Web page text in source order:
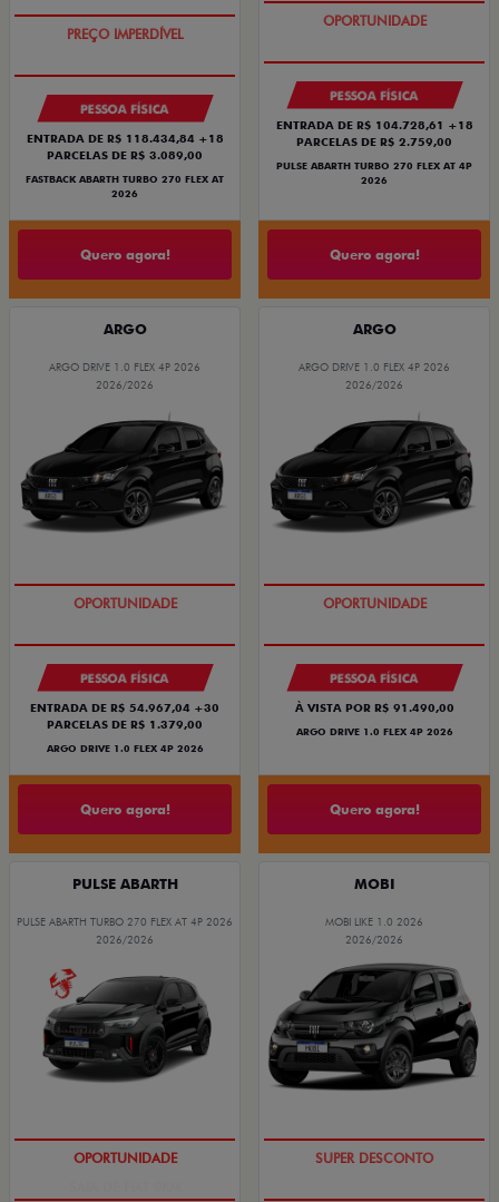
TAXA ZERO
PESSOA FÍSICA
ENTRADA DE R$ 118.434,84 +18
PARCELAS DE R$ 3.089,00
FASTBACK ABARTH TURBO 270 FLEX AT
2026
Quero agora!
TAXA ZERO
PESSOA FÍSICA
ENTRADA DE R$ 104.728,61 +18
PARCELAS DE R$ 2.759,00
PULSE ABARTH TURBO 270 FLEX AT 4P
2026
Quero agora!
ARGO
ARGO DRIVE 1.0 FLEX 4P 2026
2026/2026
BÔNUS DE 6 MIL REAIS
PESSOA FÍSICA
ENTRADA DE R$ 54.967,04 +30
PARCELAS DE R$ 1.379,00
ARGO DRIVE 1.0 FLEX 4P 2026
Quero agora!
ARGO
ARGO DRIVE 1.0 FLEX 4P 2026
2026/2026
BÔNUS DE 6 MIL REAIS
PESSOA FÍSICA
À VISTA POR R$ 91.490,00
ARGO DRIVE 1.0 FLEX 4P 2026
Quero agora!
PULSE ABARTH
PULSE ABARTH TURBO 270 FLEX AT 4P 2026
2026/2026
SAIA DE FIAT 0KM
MOBI
MOBI LIKE 1.0 2026
2026/2026
TAXA ZERO